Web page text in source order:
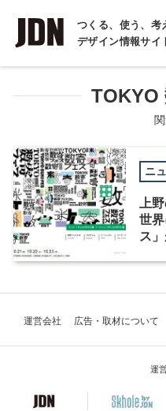
つくる、使う、考
デザイン情報サイ
INTERVIEW
インタビュー
REPORT
COLUMN
コラム
TOKYO
ニ
上
世
ス
運営会社 広告・取材について
運